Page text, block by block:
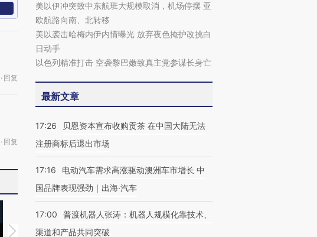
· 回复
· 回复
马航飞行员跨国走私7万
视线｜HYROX的吸金
美以伊冲突致中东航班大规模取消，机场停摆 亚
欧航路向南、北转移
美以袭击哈梅内伊内情曝光 放弃夜色掩护改挑白
日动手
以色列精准打击 空袭黎巴嫩致真主党参谋长身亡
最新文章
17:26
贝恩资本宣布收购贡茶 在中国大陆无法
注册商标后退出市场
17:16
电动汽车需求高涨驱动澳洲车市增长 中
国品牌表现强劲｜出海·汽车
17:00
普渡机器人张涛：机器人规模化靠技术、
渠道和产品共同突破